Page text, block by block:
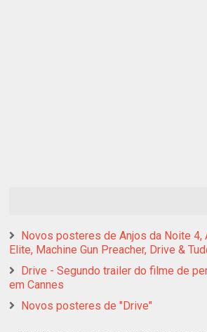
Novos posteres de Anjos da Noite
Elite, Machine Gun Preacher, Drive &
Drive - Segundo trailer do filme de
em Cannes
Novos posteres de "Drive"